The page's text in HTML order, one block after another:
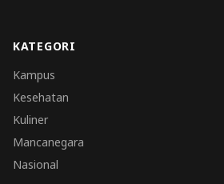
KATEGORI
Kampus
Kesehatan
Kuliner
Mancanegara
Nasional